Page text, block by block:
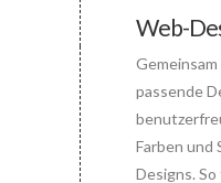
Web-
passende
Farben
Designs.